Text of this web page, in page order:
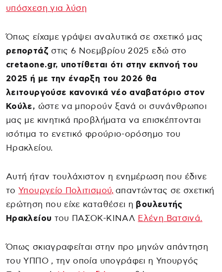
υπόσχεση για λύση
Όπως είχαμε γράψει αναλυτικά σε σχετικό μας
ρεπορτάζ στις 6 Νοεμβρίου 2025 εδώ στο
cretaone.gr, υποτίθεται ότι στην εκπνοή του
2025 ή με την έναρξη του 2026 θα
λειτουργούσε κανονικά νέο αναβατόριο στον
Κούλε, ώστε να μπορούν ξανά οι συνάνθρωποι
μας με κινητικά προβλήματα να επισκέπτονται
ισότιμα το ενετικό φρούριο-ορόσημο του
Ηρακλείου.
Αυτή ήταν τουλάχιστον η ενημέρωση που έδινε
τοΥπουργείο Πολιτισμού, απαντώντας σε σχετική
ερώτηση που είχε καταθέσει η βουλευτής
Ηρακλείου του ΠΑΣΟΚ-ΚΙΝΑΛ Ελένη Βατσινά.
Όπως σκιαγραφείται στην προ μηνών απάντηση
του ΥΠΠΟ , την οποία υπογράφει η Υπουργός